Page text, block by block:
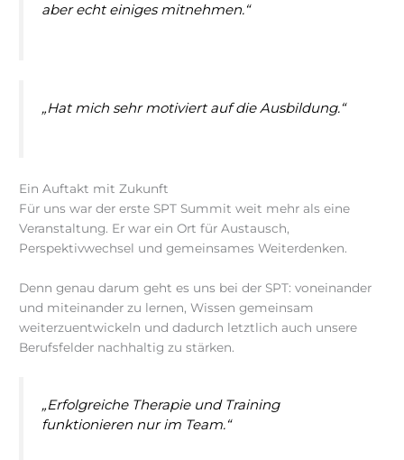
aber echt einiges mitnehmen.“
„Hat mich sehr motiviert auf die Ausbildung.“
Ein Auftakt mit Zukunft
Für uns war der erste SPT Summit weit mehr als eine
Veranstaltung. Er war ein Ort für Austausch,
Perspektivwechsel und gemeinsames Weiterdenken.
Denn genau darum geht es uns bei der SPT: voneinander
und miteinander zu lernen, Wissen gemeinsam
weiterzuentwickeln und dadurch letztlich auch unsere
Berufsfelder nachhaltig zu stärken.
„Erfolgreiche Therapie und Training
funktionieren nur im Team.“